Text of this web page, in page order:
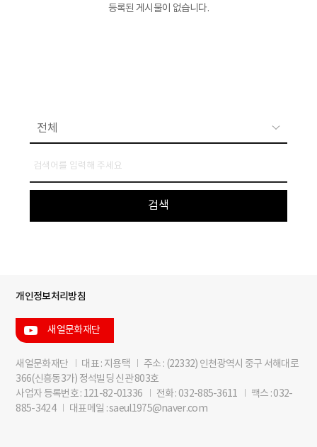
등록된 게시물이 없습니다.
개인정보처리방침
새얼문화재단
새얼문화재단 대표 : 지용택
주소 : (22332) 인천광역시 중구 서해대로
366(신흥동3가) 정석빌딩 신관 803호
사업자 등록번호 : 121-82-01336
전화 : 032-885-3611
팩스 : 032-
885-3424
대표메일 : saeul1975@naver.com